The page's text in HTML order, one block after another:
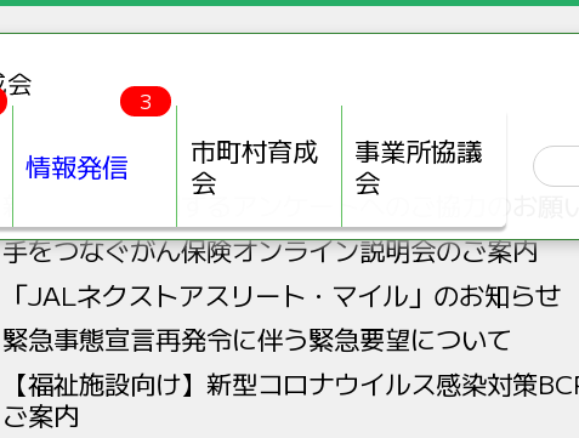
3
情報発信
市町村育成
会
事業所協議
会
新型コロナに関するアンケートへのご協力のお願い
手をつなぐがん保険オンライン説明会のご案内
「JALネクストアスリート・マイル」のお知らせ
緊急事態宣言再発令に伴う緊急要望について
【福祉施設向け】新型コロナウイルス感染対策
ご案内